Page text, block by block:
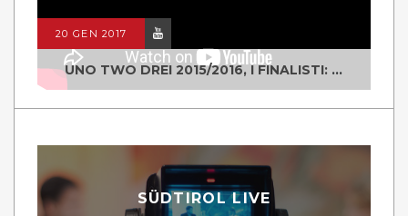
20 GEN 2017
UNO TWO DREI 2015/2016, I FINALISTI: CLASSE IV ALS ISTITUTO "DEGASPERI" BORGO VALSUGANA
SÜDTIROL LIVE